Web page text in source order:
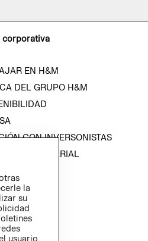
corporativa
EN H&M
DEL GRUPO H&M
CON INVERSONISTAS
EMPRESARIAL
la
su
usuario,